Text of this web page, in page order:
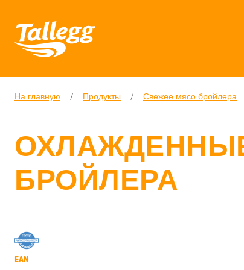
На главную / Продукты / Свежее мясо бройлера
БРОЙЛЕРА
EAN